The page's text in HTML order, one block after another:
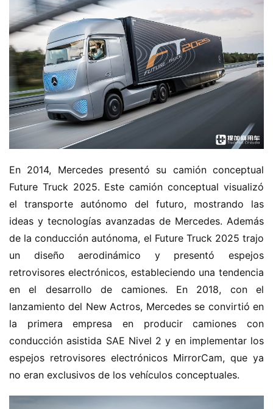
En 2014, Mercedes presentó su camión conceptual
Future Truck 2025. Este camión conceptual visualizó
el transporte autónomo del futuro, mostrando las
ideas y tecnologías avanzadas de Mercedes. Además
de la conducción autónoma, el Future Truck 2025 trajo
un diseño aerodinámico y presentó espejos
retrovisores electrónicos, estableciendo una tendencia
en el desarrollo de camiones. En 2018, con el
lanzamiento del New Actros, Mercedes se convirtió en
la primera empresa en producir camiones con
conducción asistida SAE Nivel 2 y en implementar los
espejos retrovisores electrónicos MirrorCam, que ya
no eran exclusivos de los vehículos conceptuales.